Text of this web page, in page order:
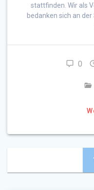
stattfinden. Wir als
bedanken sich an
0